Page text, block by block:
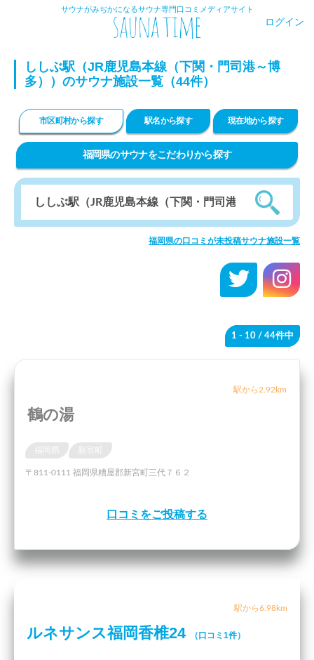
サウナがみぢかになるサウナ専門口コミメディアサイト
ログイン
ししぶ駅（JR鹿児島本線（下関・門司港～博
多））のサウナ施設一覧（44件）
市区町村から探す 駅名から探す 現在地から探す
福岡県のサウナをこだわりから探す
福岡県の口コミが未投稿サウナ施設一覧
1 - 10 / 44件中
駅から2.92km
鶴の湯
〒811-0111 福岡県糟屋郡新宮町三代７６２
口コミをご投稿する
駅から6.98km
ルネサンス福岡香椎24 （口コミ1件）